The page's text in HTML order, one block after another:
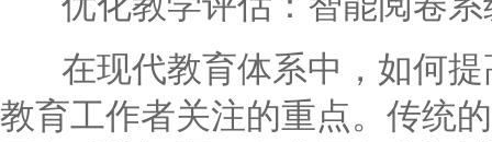
在现代教育体系中，如何提
教育工作者关注的重点。传统